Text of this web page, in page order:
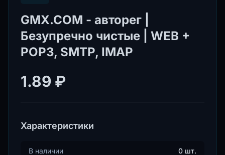
GMX.COM - авторег |
Безупречно чистые | WEB +
POP3, SMTP, IMAP
1.89 ₽
Характеристики
В наличии 0 шт.